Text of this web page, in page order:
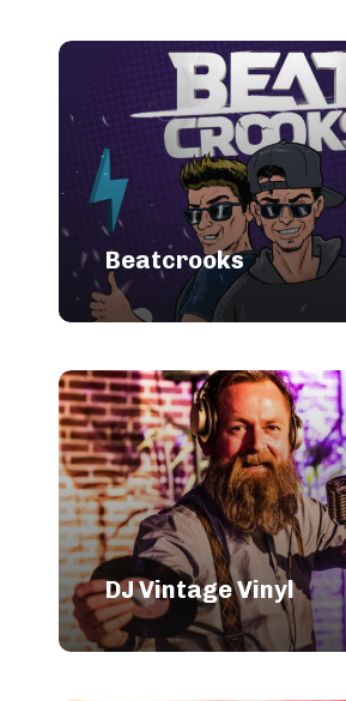
Beatcrooks
DJ Vintage Vinyl